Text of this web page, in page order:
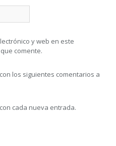
y web en este
comente.
los siguientes comentarios a
cada nueva entrada.